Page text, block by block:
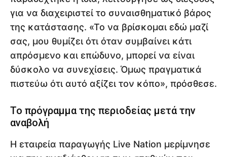
για να διαχειριστεί το συναισθηματικό βάρος
της κατάστασης. «Το να βρίσκομαι εδώ μαζί
σας, μου θυμίζει ότι όταν συμβαίνει κάτι
απρόσμενο και επώδυνο, μπορεί να είναι
δύσκολο να συνεχίσεις. Όμως πραγματικά
πιστεύω ότι αυτό αξίζει τον κόπο», πρόσθεσε.
Το πρόγραμμα της περιοδείας μετά την
αναβολή
Η εταιρεία παραγωγής Live Nation μερίμνησε